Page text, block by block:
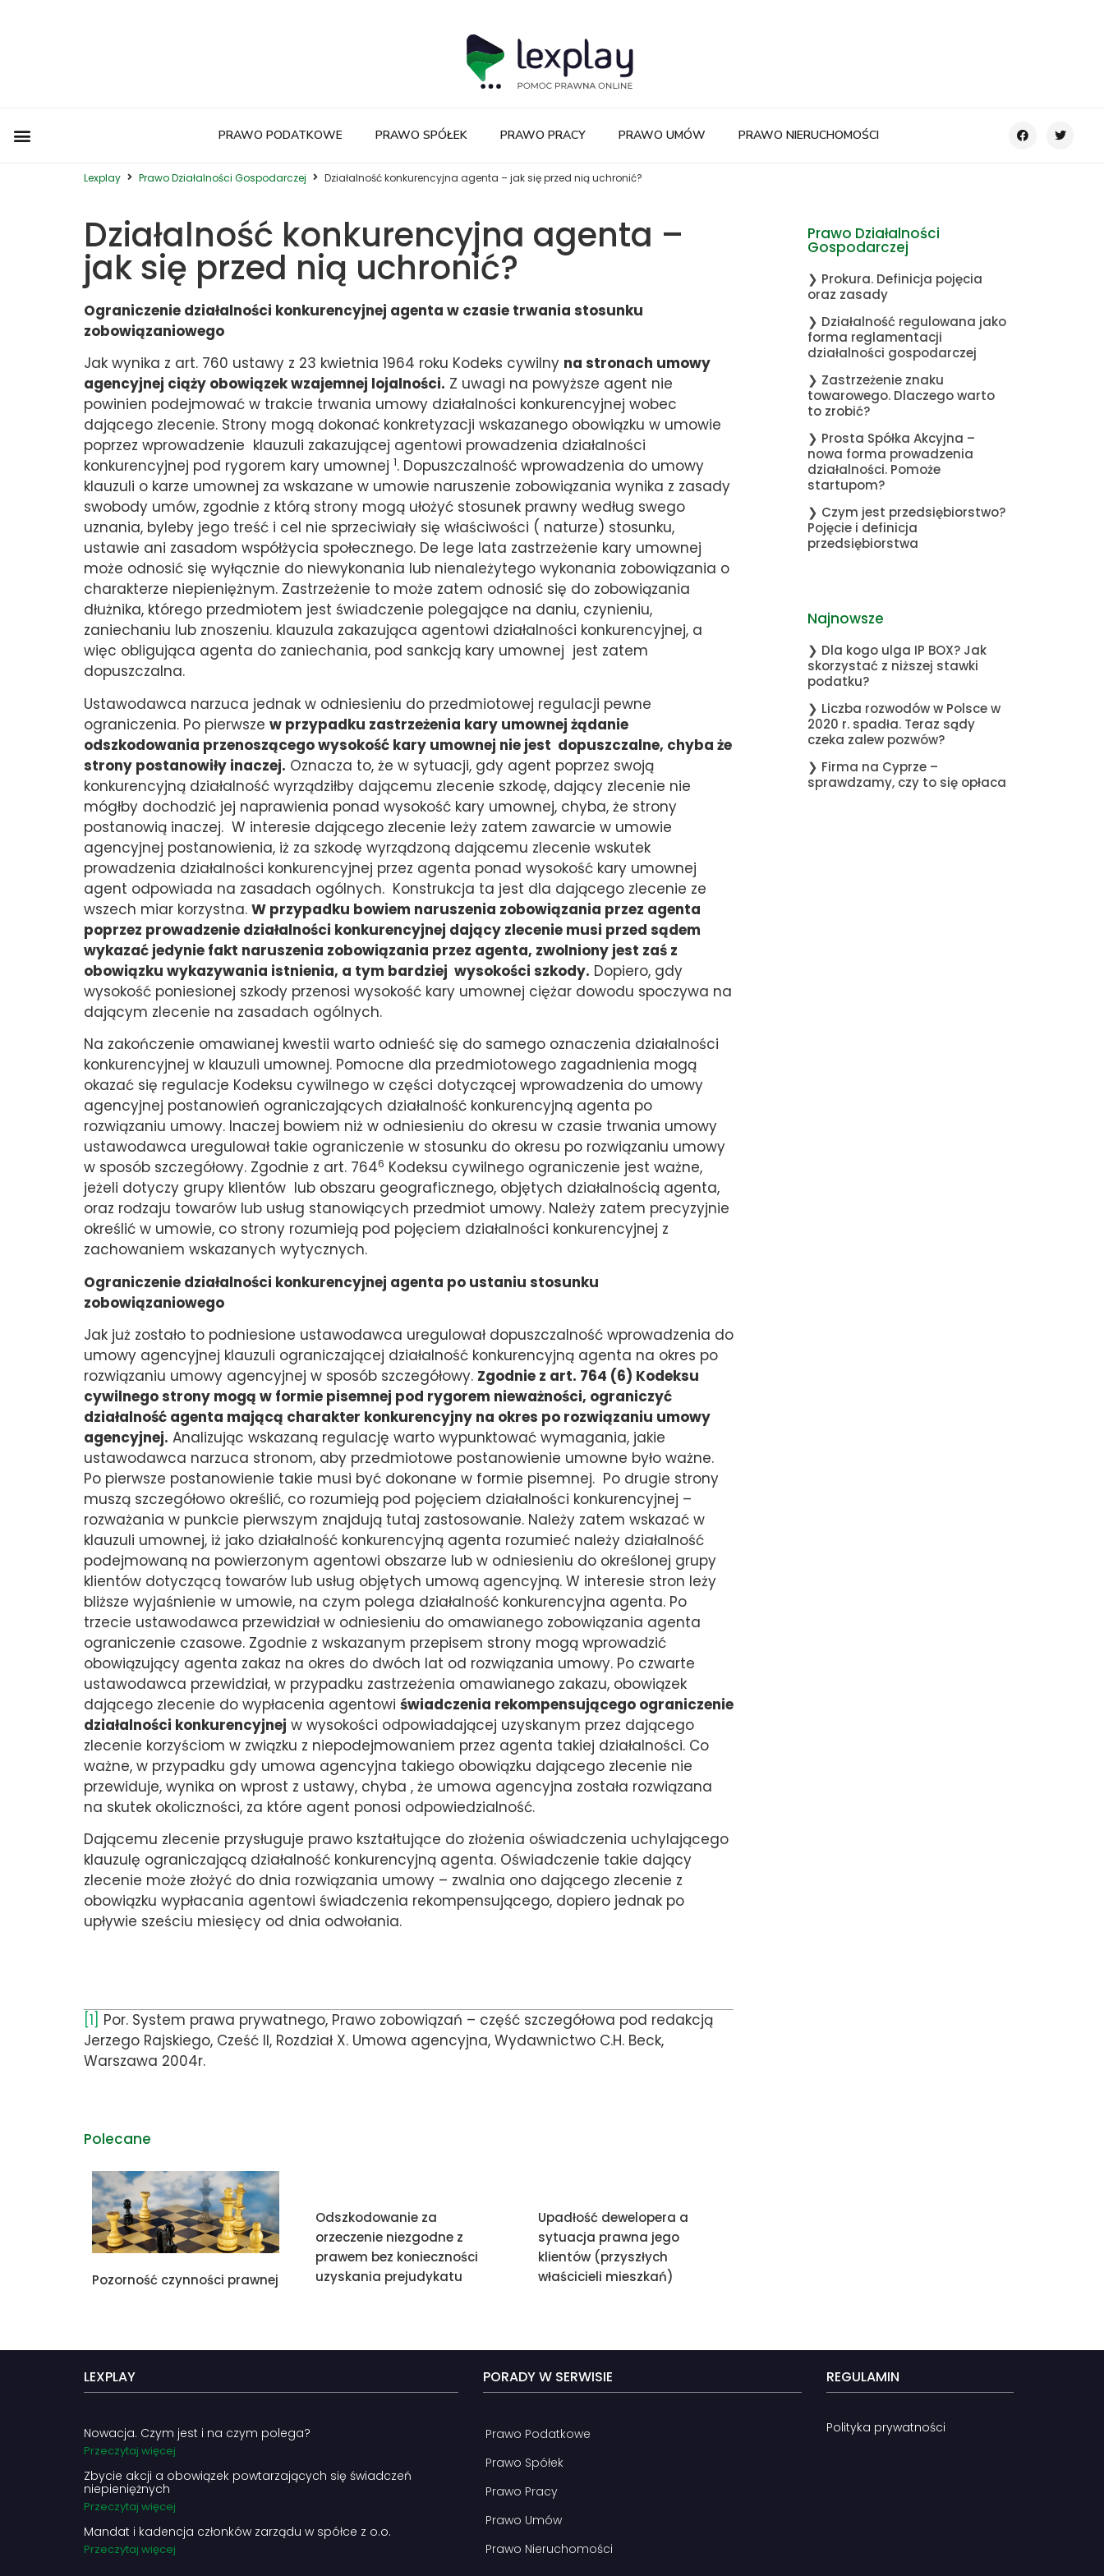
PRAWO PODATKOWE PRAWO SPÓŁEK PRAWO PRACY PRAWO UMÓW PRAWO NIERUCHOMOŚCI
Lexplay Prawo Działalności Gospodarczej Działalność konkurencyjna agenta – jak się przed nią uchronić?
Działalność konkurencyjna agenta –
jak się przed nią uchronić?
Ograniczenie działalności konkurencyjnej agenta w czasie trwania stosunku
zobowiązaniowego
Jak wynika z art. 760 ustawy z 23 kwietnia 1964 roku Kodeks cywilny na stronach umowy
agencyjnej ciąży obowiązek wzajemnej lojalności. Z uwagi na powyższe agent nie
powinien podejmować w trakcie trwania umowy działalności konkurencyjnej wobec
dającego zlecenie. Strony mogą dokonać konkretyzacji wskazanego obowiązku w umowie
poprzez wprowadzenie klauzuli zakazującej agentowi prowadzenia działalności
konkurencyjnej pod rygorem kary umownej 1. Dopuszczalność wprowadzenia do umowy
klauzuli o karze umownej za wskazane w umowie naruszenie zobowiązania wynika z zasady
swobody umów, zgodnie z którą strony mogą ułożyć stosunek prawny według swego
uznania, byleby jego treść i cel nie sprzeciwiały się właściwości ( naturze) stosunku,
ustawie ani zasadom współżycia społecznego. De lege lata zastrzeżenie kary umownej
może odnosić się wyłącznie do niewykonania lub nienależytego wykonania zobowiązania o
charakterze niepieniężnym. Zastrzeżenie to może zatem odnosić się do zobowiązania
dłużnika, którego przedmiotem jest świadczenie polegające na daniu, czynieniu,
zaniechaniu lub znoszeniu. klauzula zakazująca agentowi działalności konkurencyjnej, a
więc obligująca agenta do zaniechania, pod sankcją kary umownej jest zatem
dopuszczalna.
Ustawodawca narzuca jednak w odniesieniu do przedmiotowej regulacji pewne
ograniczenia. Po pierwsze w przypadku zastrzeżenia kary umownej żądanie
odszkodowania przenoszącego wysokość kary umownej nie jest dopuszczalne, chyba że
strony postanowiły inaczej. Oznacza to, że w sytuacji, gdy agent poprzez swoją
konkurencyjną działalność wyrządziłby dającemu zlecenie szkodę, dający zlecenie nie
mógłby dochodzić jej naprawienia ponad wysokość kary umownej, chyba, że strony
postanowią inaczej. W interesie dającego zlecenie leży zatem zawarcie w umowie
agencyjnej postanowienia, iż za szkodę wyrządzoną dającemu zlecenie wskutek
prowadzenia działalności konkurencyjnej przez agenta ponad wysokość kary umownej
agent odpowiada na zasadach ogólnych. Konstrukcja ta jest dla dającego zlecenie ze
wszech miar korzystna. W przypadku bowiem naruszenia zobowiązania przez agenta
poprzez prowadzenie działalności konkurencyjnej dający zlecenie musi przed sądem
wykazać jedynie fakt naruszenia zobowiązania przez agenta, zwolniony jest zaś z
obowiązku wykazywania istnienia, a tym bardziej wysokości szkody. Dopiero, gdy
wysokość poniesionej szkody przenosi wysokość kary umownej ciężar dowodu spoczywa na
dającym zlecenie na zasadach ogólnych.
Na zakończenie omawianej kwestii warto odnieść się do samego oznaczenia działalności
konkurencyjnej w klauzuli umownej. Pomocne dla przedmiotowego zagadnienia mogą
okazać się regulacje Kodeksu cywilnego w części dotyczącej wprowadzenia do umowy
agencyjnej postanowień ograniczających działalność konkurencyjną agenta po
rozwiązaniu umowy. Inaczej bowiem niż w odniesieniu do okresu w czasie trwania umowy
ustawodawca uregulował takie ograniczenie w stosunku do okresu po rozwiązaniu umowy
w sposób szczegółowy. Zgodnie z art. 7646 Kodeksu cywilnego ograniczenie jest ważne,
jeżeli dotyczy grupy klientów lub obszaru geograficznego, objętych działalnością agenta,
oraz rodzaju towarów lub usług stanowiących przedmiot umowy. Należy zatem precyzyjnie
określić w umowie, co strony rozumieją pod pojęciem działalności konkurencyjnej z
zachowaniem wskazanych wytycznych.
Ograniczenie działalności konkurencyjnej agenta po ustaniu stosunku
zobowiązaniowego
Jak już zostało to podniesione ustawodawca uregulował dopuszczalność wprowadzenia do
umowy agencyjnej klauzuli ograniczającej działalność konkurencyjną agenta na okres po
rozwiązaniu umowy agencyjnej w sposób szczegółowy. Zgodnie z art. 764 (6) Kodeksu
cywilnego strony mogą w formie pisemnej pod rygorem nieważności, ograniczyć
działalność agenta mającą charakter konkurencyjny na okres po rozwiązaniu umowy
agencyjnej. Analizując wskazaną regulację warto wypunktować wymagania, jakie
ustawodawca narzuca stronom, aby przedmiotowe postanowienie umowne było ważne.
Po pierwsze postanowienie takie musi być dokonane w formie pisemnej. Po drugie strony
muszą szczegółowo określić, co rozumieją pod pojęciem działalności konkurencyjnej –
rozważania w punkcie pierwszym znajdują tutaj zastosowanie. Należy zatem wskazać w
klauzuli umownej, iż jako działalność konkurencyjną agenta rozumieć należy działalność
podejmowaną na powierzonym agentowi obszarze lub w odniesieniu do określonej grupy
klientów dotyczącą towarów lub usług objętych umową agencyjną. W interesie stron leży
bliższe wyjaśnienie w umowie, na czym polega działalność konkurencyjna agenta. Po
trzecie ustawodawca przewidział w odniesieniu do omawianego zobowiązania agenta
ograniczenie czasowe. Zgodnie z wskazanym przepisem strony mogą wprowadzić
obowiązujący agenta zakaz na okres do dwóch lat od rozwiązania umowy. Po czwarte
ustawodawca przewidział, w przypadku zastrzeżenia omawianego zakazu, obowiązek
dającego zlecenie do wypłacenia agentowi świadczenia rekompensującego ograniczenie
działalności konkurencyjnej w wysokości odpowiadającej uzyskanym przez dającego
zlecenie korzyściom w związku z niepodejmowaniem przez agenta takiej działalności. Co
ważne, w przypadku gdy umowa agencyjna takiego obowiązku dającego zlecenie nie
przewiduje, wynika on wprost z ustawy, chyba , że umowa agencyjna została rozwiązana
na skutek okoliczności, za które agent ponosi odpowiedzialność.
Dającemu zlecenie przysługuje prawo kształtujące do złożenia oświadczenia uchylającego
klauzulę ograniczającą działalność konkurencyjną agenta. Oświadczenie takie dający
zlecenie może złożyć do dnia rozwiązania umowy – zwalnia ono dającego zlecenie z
obowiązku wypłacania agentowi świadczenia rekompensującego, dopiero jednak po
upływie sześciu miesięcy od dnia odwołania.
[1] Por. System prawa prywatnego, Prawo zobowiązań – część szczegółowa pod redakcją
Jerzego Rajskiego, Cześć II, Rozdział X. Umowa agencyjna, Wydawnictwo C.H. Beck,
Warszawa 2004r.
Polecane
Pozorność czynności prawnej
Odszkodowanie za
orzeczenie niezgodne z
prawem bez konieczności
uzyskania prejudykatu
Upadłość dewelopera a
sytuacja prawna jego
klientów (przyszłych
właścicieli mieszkań)
Prawo Działalności
Gospodarczej
❯ Prokura. Definicja pojęcia
oraz zasady
❯ Działalność regulowana jako
forma reglamentacji
działalności gospodarczej
❯ Zastrzeżenie znaku
towarowego. Dlaczego warto
to zrobić?
❯ Prosta Spółka Akcyjna –
nowa forma prowadzenia
działalności. Pomoże
startupom?
❯ Czym jest przedsiębiorstwo?
Pojęcie i definicja
przedsiębiorstwa
Najnowsze
❯ Dla kogo ulga IP BOX? Jak
skorzystać z niższej stawki
podatku?
❯ Liczba rozwodów w Polsce w
2020 r. spadła. Teraz sądy
czeka zalew pozwów?
❯ Firma na Cyprze –
sprawdzamy, czy to się opłaca
LEXPLAY
Nowacja. Czym jest i na czym polega?
Przeczytaj więcej
Zbycie akcji a obowiązek powtarzających się świadczeń
niepieniężnych
Przeczytaj więcej
Mandat i kadencja członków zarządu w spółce z o.o.
Przeczytaj więcej
PORADY W SERWISIE
Prawo Podatkowe
Prawo Spółek
Prawo Pracy
Prawo Umów
Prawo Nieruchomości
REGULAMIN
Polityka prywatności